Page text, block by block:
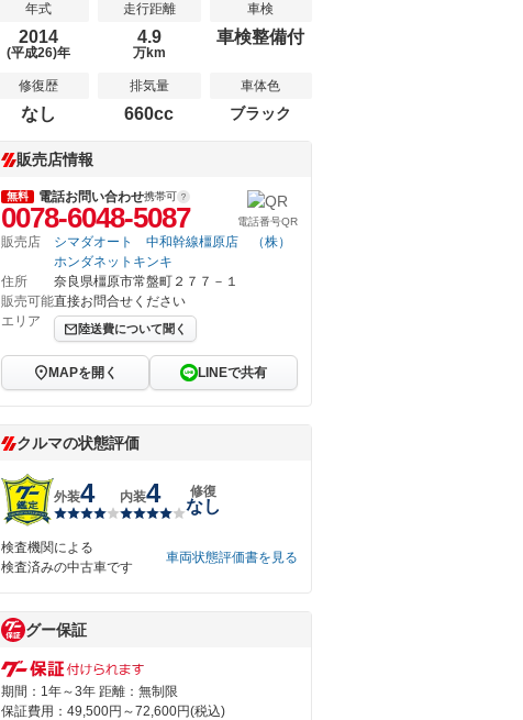
年式
2014
(平成26)年
走行距離
4.9
万km
車検
車検整備付
修復歴
なし
排気量
660cc
車体色
ブラック
販売店情報
無料 電話お問い合わせ携帯可
0078-6048-5087 電話番号QR
販売店
シマダオート 中和幹線橿原店 （株）
ホンダネットキンキ
住所
奈良県橿原市常盤町２７７－１
販売可能
エリア
直接お問合せください
陸送費について聞く
MAPを開く LINEで共有
クルマの状態評価
外装4 内装4 修復
なし
検査機関による
検査済みの中古車です
車両状態評価書を見る
グー保証
期間：1年～3年 距離：無制限
保証費用：49,500円～72,600円(税込)